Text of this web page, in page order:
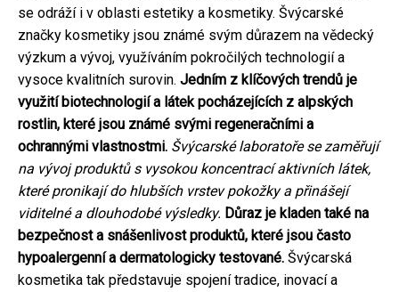
se odráží i v oblasti estetiky a kosmetiky. Švýcarské
značky kosmetiky jsou známé svým důrazem na vědecký
výzkum a vývoj, využíváním pokročilých technologií a
vysoce kvalitních surovin. Jedním z klíčových trendů je
využití biotechnologií a látek pocházejících z alpských
rostlin, které jsou známé svými regeneračními a
ochrannými vlastnostmi. Švýcarské laboratoře se zaměřují
na vývoj produktů s vysokou koncentrací aktivních látek,
které pronikají do hlubších vrstev pokožky a přinášejí
viditelné a dlouhodobé výsledky. Důraz je kladen také na
bezpečnost a snášenlivost produktů, které jsou často
hypoalergenní a dermatologicky testované. Švýcarská
kosmetika tak představuje spojení tradice, inovací a